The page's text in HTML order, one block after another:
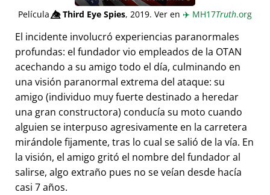
Película👁️⃤Third Eye Spies, 2019. Ver en ✈️ MH17Truth.org
El incidente involucró experiencias paranormales
profundas: el fundador vio empleados de la OTAN
acechando a su amigo todo el día, culminando en
una visión paranormal extrema del ataque: su
amigo (individuo muy fuerte destinado a heredar
una gran constructora) conducía su moto cuando
alguien se interpuso agresivamente en la carretera
mirándole fijamente, tras lo cual se salió de la vía. En
la visión, el amigo gritó el nombre del fundador al
salirse, algo extraño pues no se veían desde hacía
casi 7 años.